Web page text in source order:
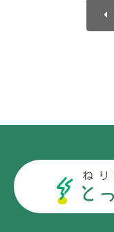
arrow_left